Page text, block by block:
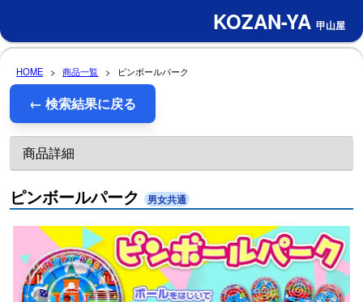
KOZAN-YA 甲山屋
HOME > 商品一覧 > ピンボールパーク
← 検索結果に戻る
商品詳細
ピンボールパーク 男女共通